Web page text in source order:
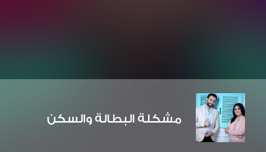
مشكلة البطالة والسكن